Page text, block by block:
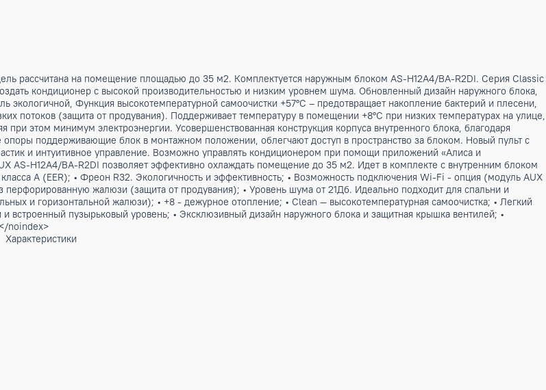
Модель рассчитана на помещение площадью до 35 м2. Комплектуется наружным блоком AS-H12A4/
создать кондиционер с высокой производительностью и низким уровнем шума. Обновленный
модель экологичной, Функция высокотемпературной самоочистки +57°C – предотвращает накопление
резких потоков (защита от продувания). Поддерживает температуру в помещении +8°C при низких
при этом минимум электроэнергии. Усовершенствованная конструкция корпуса внутренного
опоры поддерживающие блок в монтажном положении, облегчают доступ в пространство за
пластик и интуитивное управление. Возможно управлять кондиционером при помощи приложений
AUX AS-H12A4/BA-R2DI позволяет эффективно охлаждать помещение до 35 м2. Идет в комплекте с
класса А (EER); • Фреон R32. Экологичность и эффективность; • Возможность подключения Wi-Fi
через перфорированную жалюзи (защита от продувания); • Уровень шума от 21Дб. Идеально подходит
и горизонтальной жалюзи); • +8 - дежурное отопление; • Clean — высокотемпературная
и встроенный пузырьковый уровень; • Эксклюзивный дизайн наружного блока и защитная крышка
p> </noindex>